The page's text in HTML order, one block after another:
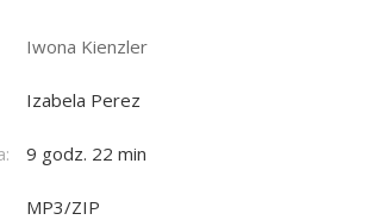
Iwona Kienzler
Izabela Perez
9 godz. 22 min
MP3/ZIP